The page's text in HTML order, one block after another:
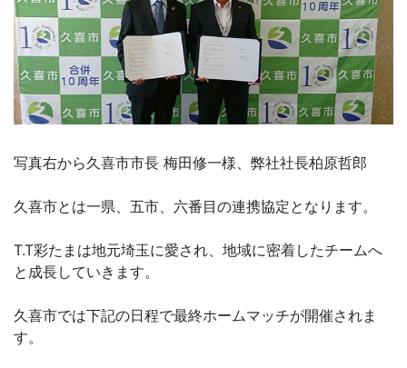
写真右から久喜市市長 梅田修一様、弊社社長柏原哲郎
久喜市とは一県、五市、六番目の連携協定となります。
T.T彩たまは地元埼玉に愛され、地域に密着したチームへ
と成長していきます。
久喜市では下記の日程で最終ホームマッチが開催されま
す。